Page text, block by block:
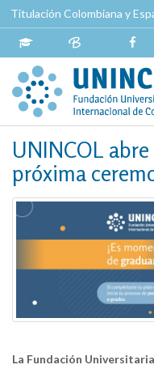
Pasar
al
contenido
principal
Titulación Colombiana y
principal
UNINCOL
próxima
La Fundación